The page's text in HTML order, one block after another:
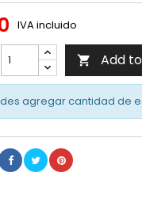
IVA incluido
 Add
agregar cantidad de